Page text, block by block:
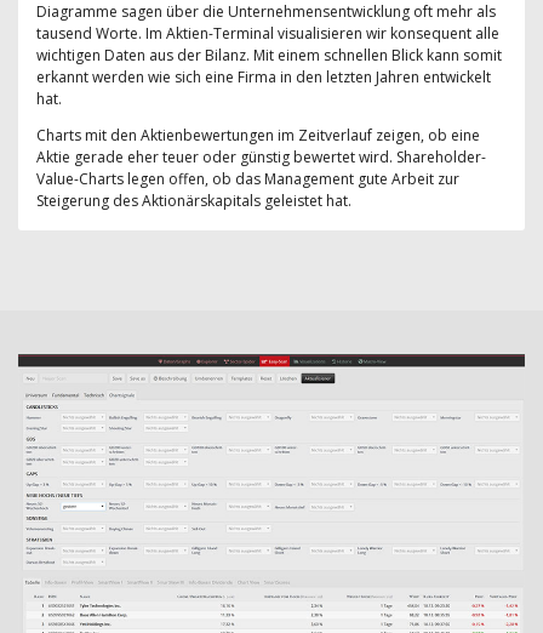
Diagramme sagen über die Unternehmensentwicklung oft mehr als
tausend Worte. Im Aktien-Terminal visualisieren wir konsequent alle
wichtigen Daten aus der Bilanz. Mit einem schnellen Blick kann somit
erkannt werden wie sich eine Firma in den letzten Jahren entwickelt
hat.
Charts mit den Aktienbewertungen im Zeitverlauf zeigen, ob eine
Aktie gerade eher teuer oder günstig bewertet wird. Shareholder-
Value-Charts legen offen, ob das Management gute Arbeit zur
Steigerung des Aktionärskapitals geleistet hat.